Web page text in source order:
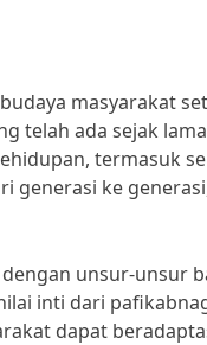
masyarakat
telah ada sejak
termasuk
generasi ke
unsur-unsur
inti dari
dapat